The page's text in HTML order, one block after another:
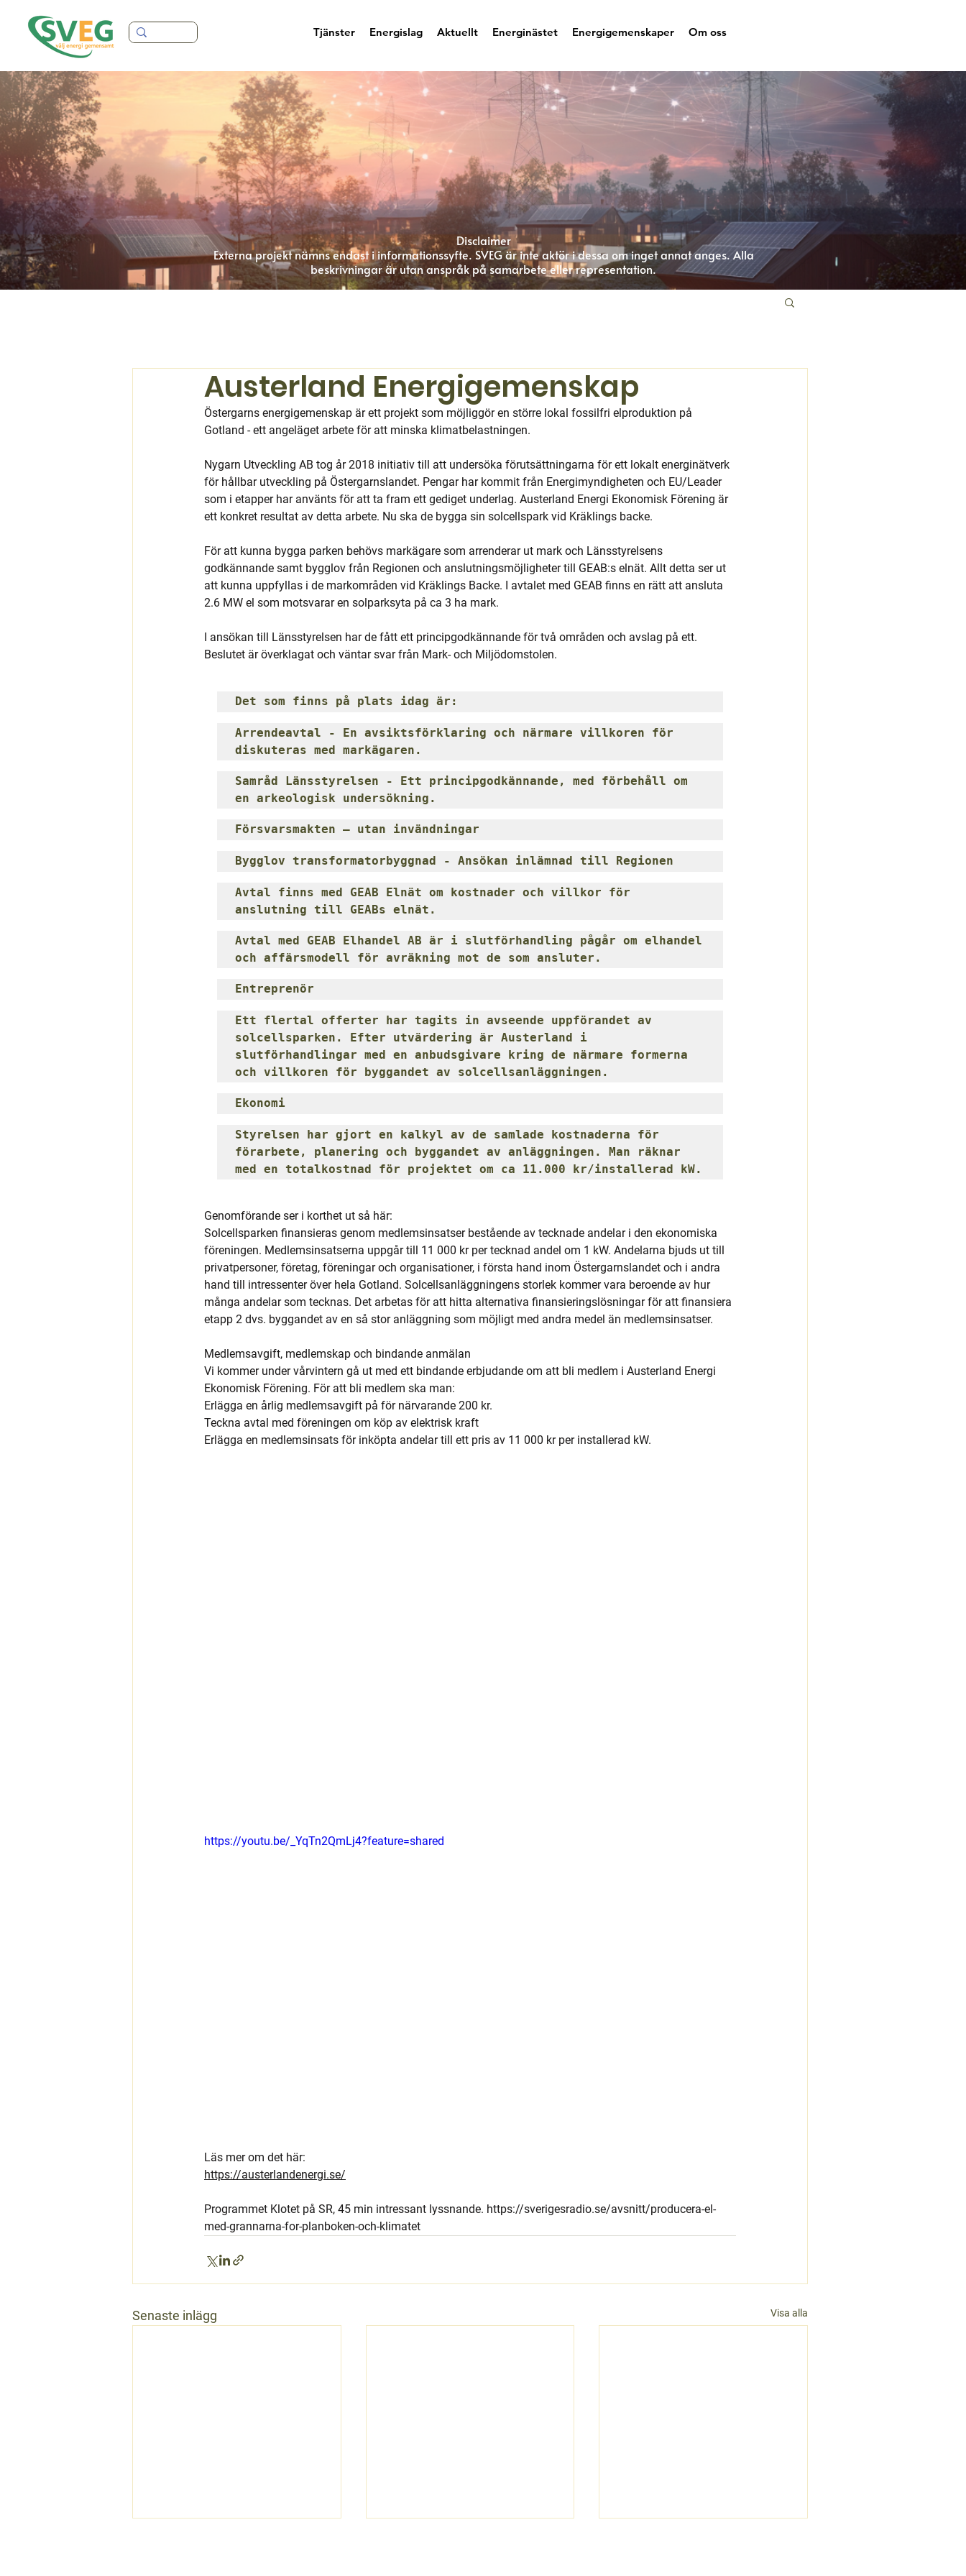
Tjänster Energislag Aktuellt Energinästet Energigemenskaper Om oss
Disclaimer
Externa projekt nämns endast i informationssyfte. SVEG är inte aktör i dessa om inget annat anges. Alla
beskrivningar är utan anspråk på samarbete eller representation.
Austerland Energigemenskap
Östergarns energigemenskap är ett projekt som möjliggör en större lokal fossilfri elproduktion på
Gotland - ett angeläget arbete för att minska klimatbelastningen.
Nygarn Utveckling AB tog år 2018 initiativ till att undersöka förutsättningarna för ett lokalt energinätverk
för hållbar utveckling på Östergarnslandet. Pengar har kommit från Energimyndigheten och EU/Leader
som i etapper har använts för att ta fram ett gediget underlag. Austerland Energi Ekonomisk Förening är
ett konkret resultat av detta arbete. Nu ska de bygga sin solcellspark vid Kräklings backe.
För att kunna bygga parken behövs markägare som arrenderar ut mark och Länsstyrelsens
godkännande samt bygglov från Regionen och anslutningsmöjligheter till GEAB:s elnät. Allt detta ser ut
att kunna uppfyllas i de markområden vid Kräklings Backe. I avtalet med GEAB finns en rätt att ansluta
2.6 MW el som motsvarar en solparksyta på ca 3 ha mark.
I ansökan till Länsstyrelsen har de fått ett principgodkännande för två områden och avslag på ett.
Beslutet är överklagat och väntar svar från Mark- och Miljödomstolen.
Det som finns på plats idag är:
Arrendeavtal - En avsiktsförklaring och närmare villkoren för
diskuteras med markägaren.
Samråd Länsstyrelsen - Ett principgodkännande, med förbehåll om
en arkeologisk undersökning.
Försvarsmakten – utan invändningar
Bygglov transformatorbyggnad - Ansökan inlämnad till Regionen
Avtal finns med GEAB Elnät om kostnader och villkor för
anslutning till GEABs elnät.
Avtal med GEAB Elhandel AB är i slutförhandling pågår om elhandel
och affärsmodell för avräkning mot de som ansluter.
Entreprenör
Ett flertal offerter har tagits in avseende uppförandet av
solcellsparken. Efter utvärdering är Austerland i
slutförhandlingar med en anbudsgivare kring de närmare formerna
och villkoren för byggandet av solcellsanläggningen.
Ekonomi
Styrelsen har gjort en kalkyl av de samlade kostnaderna för
förarbete, planering och byggandet av anläggningen. Man räknar
med en totalkostnad för projektet om ca 11.000 kr/installerad kW.
Genomförande ser i korthet ut så här:
Solcellsparken finansieras genom medlemsinsatser bestående av tecknade andelar i den ekonomiska
föreningen. Medlemsinsatserna uppgår till 11 000 kr per tecknad andel om 1 kW. Andelarna bjuds ut till
privatpersoner, företag, föreningar och organisationer, i första hand inom Östergarnslandet och i andra
hand till intressenter över hela Gotland. Solcellsanläggningens storlek kommer vara beroende av hur
många andelar som tecknas. Det arbetas för att hitta alternativa finansieringslösningar för att finansiera
etapp 2 dvs. byggandet av en så stor anläggning som möjligt med andra medel än medlemsinsatser.
Medlemsavgift, medlemskap och bindande anmälan
Vi kommer under vårvintern gå ut med ett bindande erbjudande om att bli medlem i Austerland Energi
Ekonomisk Förening. För att bli medlem ska man:
Erlägga en årlig medlemsavgift på för närvarande 200 kr.
Teckna avtal med föreningen om köp av elektrisk kraft
Erlägga en medlemsinsats för inköpta andelar till ett pris av 11 000 kr per installerad kW.
https://youtu.be/_YqTn2QmLj4?feature=shared
Läs mer om det här:
https://austerlandenergi.se/
Programmet Klotet på SR, 45 min intressant lyssnande. https://sverigesradio.se/avsnitt/producera-el-
med-grannarna-for-planboken-och-klimatet
Senaste inlägg Visa alla